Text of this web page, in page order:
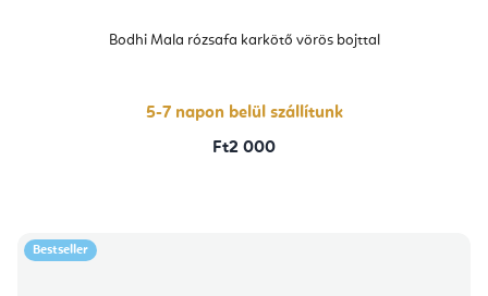
Bodhi Mala rózsafa karkötő vörös bojttal
5-7 napon belül szállítunk
Ft2 000
Bestseller